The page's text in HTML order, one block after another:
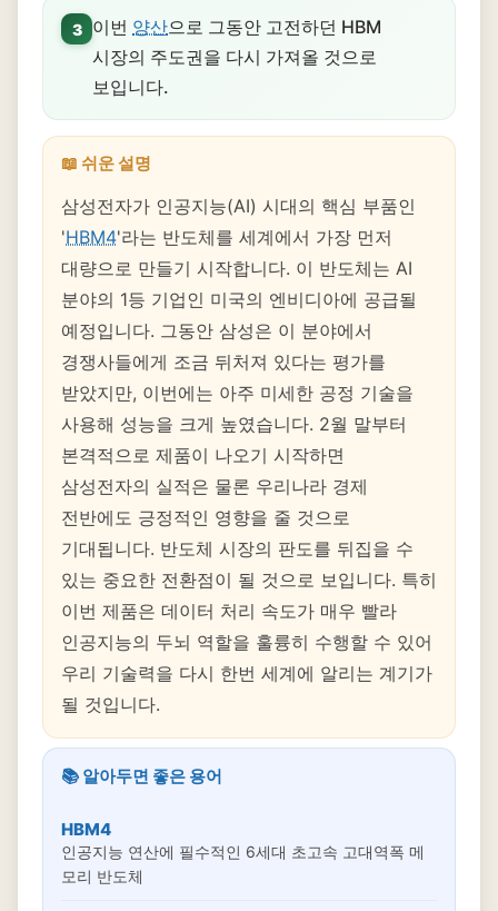
3 이번 양산으로 그동안 고전하던 HBM
시장의 주도권을 다시 가져올 것으로
보입니다.
📖 쉬운 설명
삼성전자가 인공지능(AI) 시대의 핵심 부품인
'HBM4'라는 반도체를 세계에서 가장 먼저
대량으로 만들기 시작합니다. 이 반도체는 AI
분야의 1등 기업인 미국의 엔비디아에 공급될
예정입니다. 그동안 삼성은 이 분야에서
경쟁사들에게 조금 뒤처져 있다는 평가를
받았지만, 이번에는 아주 미세한 공정 기술을
사용해 성능을 크게 높였습니다. 2월 말부터
본격적으로 제품이 나오기 시작하면
삼성전자의 실적은 물론 우리나라 경제
전반에도 긍정적인 영향을 줄 것으로
기대됩니다. 반도체 시장의 판도를 뒤집을 수
있는 중요한 전환점이 될 것으로 보입니다. 특히
이번 제품은 데이터 처리 속도가 매우 빨라
인공지능의 두뇌 역할을 훌륭히 수행할 수 있어
우리 기술력을 다시 한번 세계에 알리는 계기가
될 것입니다.
📚 알아두면 좋은 용어
HBM4
인공지능 연산에 필수적인 6세대 초고속 고대역폭 메
모리 반도체